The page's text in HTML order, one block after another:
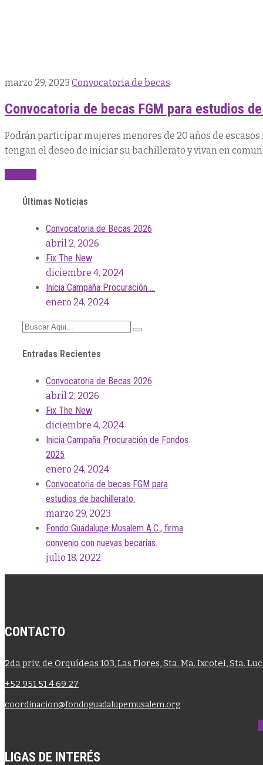
marzo 29, 2023 Convocatoria de becas
Convocatoria de becas FGM para estudios
Podrán participar mujeres menores de 20 años de
tengan el deseo de iniciar su bachillerato y vivan en
Últimas Noticias
Convocatoria de Becas 2026
abril 2, 2026
Fix The New
diciembre 4, 2024
Inicia Campaña Procuración …
enero 24, 2024
Entradas Recientes
Convocatoria de Becas 2026
abril 2, 2026
Fix The New
diciembre 4, 2024
Inicia Campaña Procuración de Fondos
2025
enero 24, 2024
Convocatoria de becas FGM para
estudios de bachillerato.
marzo 29, 2023
Fondo Guadalupe Musalem A.C., firma
convenio con nuevas becarias.
julio 18, 2022
CONTACTO
2da priv. de Orquídeas 103, Las Flores, Sta. Ma. Ixcotel, Sta.
+52 951 51 4 69 27
coordinacion@fondoguadalupemusalem.org
LIGAS DE INTERÉS